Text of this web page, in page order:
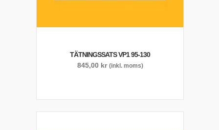
TÄTNINGSSATS VP1 95-130
845,00 kr (inkl. moms)